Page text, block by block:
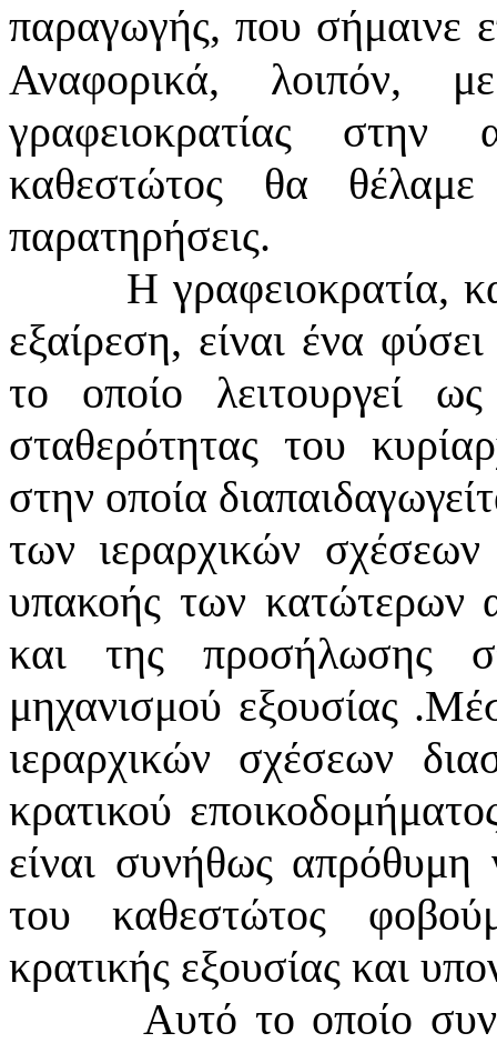
παραγωγής, που σήμαινε
Αναφορικά, λοιπόν,
γραφειοκρατίας στην
καθεστώτος θα θέλαμε
παρατηρήσεις.
Η γραφειοκρατία,
εξαίρεση, είναι ένα
το οποίο λειτουργεί
σταθερότητας του
στην οποία
των ιεραρχικών
υπακοής των κατώτερων
και της προσήλωσης
μηχανισμού εξουσίας
ιεραρχικών σχέσεων
κρατικού
είναι συνήθως απρόθυμη
του καθεστώτος
κρατικής εξουσίας και
Αυτό το οποίο